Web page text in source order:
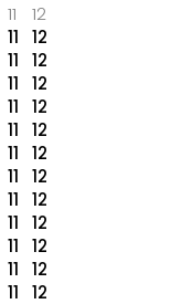
11
12
11
12
11
12
11
12
11
12
11
12
11
12
11
12
11
12
11
12
11
12
11
12
11
12